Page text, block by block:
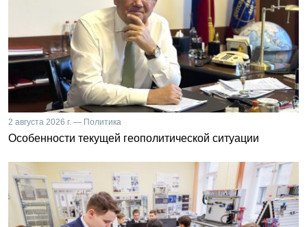
2 августа 2026 г. — Политика
Особенности текущей геополитической ситуации